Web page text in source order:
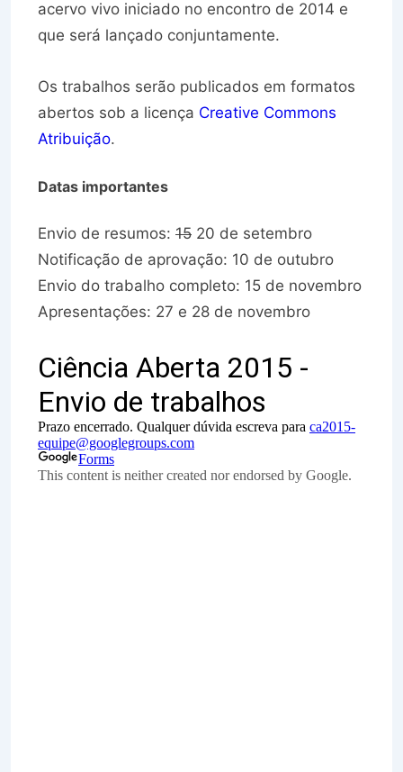
acervo vivo iniciado no encontro de 2014 e
que será lançado conjuntamente.
Os trabalhos serão publicados em formatos
abertos sob a licença Creative Commons
Atribuição.
Datas importantes
Envio de resumos: 15 20 de setembro
Notificação de aprovação: 10 de outubro
Envio do trabalho completo: 15 de novembro
Apresentações: 27 e 28 de novembro